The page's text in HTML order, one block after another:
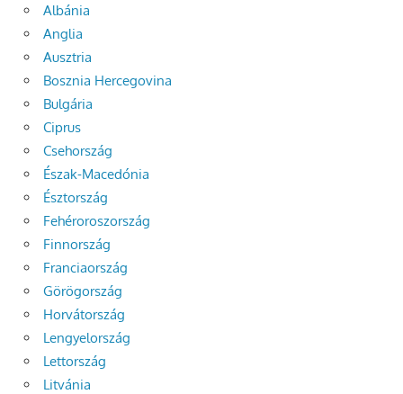
Albánia
Anglia
Ausztria
Bosznia Hercegovina
Bulgária
Ciprus
Csehország
Észak-Macedónia
Észtország
Fehéroroszország
Finnország
Franciaország
Görögország
Horvátország
Lengyelország
Lettország
Litvánia